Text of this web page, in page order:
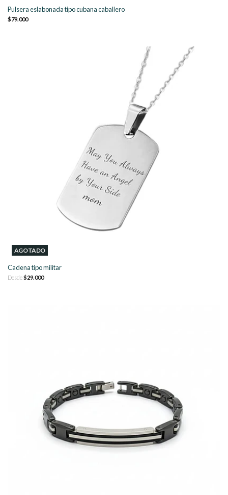
Pulsera eslabonada tipo cubana caballero
$79.000
AGOTADO
Cadena tipo militar
Desde$29.000